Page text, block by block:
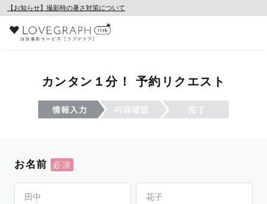
【お知らせ】撮影時の暑さ対策について
カンタン１分！ 予約リクエスト
お名前